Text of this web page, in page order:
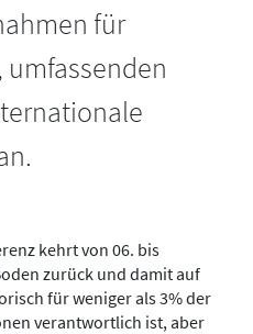
für
kehrt von 06. bis
zurück und damit auf
für weniger als 3% der
verantwortlich ist, aber